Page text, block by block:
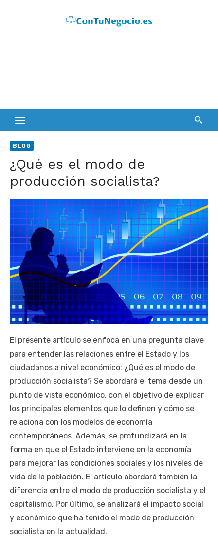
BLOG
¿Qué es el modo de
producción socialista?
El presente artículo se enfoca en una pregunta clave
para entender las relaciones entre el Estado y los
ciudadanos a nivel económico: ¿Qué es el modo de
producción socialista? Se abordará el tema desde un
punto de vista económico, con el objetivo de explicar
los principales elementos que lo definen y cómo se
relaciona con los modelos de economía
contemporáneos. Además, se profundizará en la
forma en que el Estado interviene en la economía
para mejorar las condiciones sociales y los niveles de
vida de la población. El artículo abordará también la
diferencia entre el modo de producción socialista y el
capitalismo. Por último, se analizará el impacto social
y económico que ha tenido el modo de producción
socialista en la actualidad.